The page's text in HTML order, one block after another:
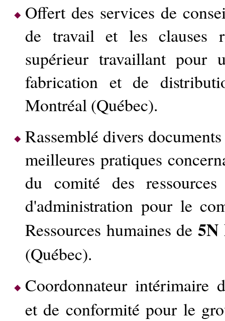
Offert des services de
de travail et les clauses
supérieur travaillant pour
fabrication et de
Montréal (Québec).
Rassemblé divers
meilleures pratiques
du comité des
d'administration pour le
Ressources humaines de5N
(Québec).
Coordonnateur intérimaire
et de conformité pour le